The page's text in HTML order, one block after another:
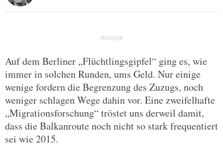
Auf dem Berliner „Flüchtlingsgipfel“ ging es, wie
immer in solchen Runden, ums Geld. Nur einige
wenige fordern die Begrenzung des Zuzugs, noch
weniger schlagen Wege dahin vor. Eine zweifelhafte
„Migrationsforschung“ tröstet uns derweil damit,
dass die Balkanroute noch nicht so stark frequentiert
sei wie 2015.